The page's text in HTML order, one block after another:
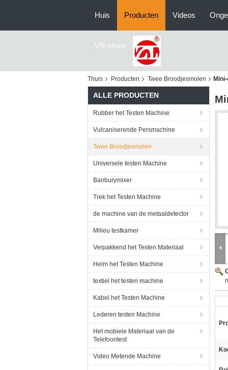
Huis Producten Videos
VR-show
Thuis Producten Twee Broodjesmolen
ALLE PRODUCTEN
Rubber het Testen Machine
Vulcaniserende Persmachine
Twee Broodjesmolen
Universele testen Machine
Banburymixer
Trek het Testen Machine
de machine van de metaaldetector
Milieu testkamer
Verpakkend het Testen Materiaal
Helm het Testen Machine
textiel het testen machine
Kabel het Testen Machine
Lederen testen Machine
Het mobiele Materiaal van de
Telefoontest
Video Metende Machine